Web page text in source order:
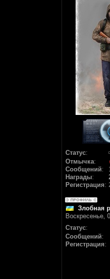
Статус:
Отмычка:
Сообщений:
Награды:
Регистрация:
Злобная
Воскресенье,
Статус:
Сообщений:
Регистрация: